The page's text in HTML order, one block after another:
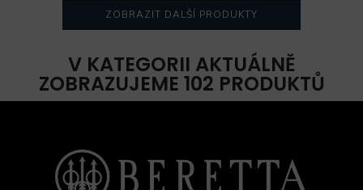
ZOBRAZIT DALŠÍ PRODUKTY
V KATEGORII AKTUÁLNĚ
ZOBRAZUJEME 102 PRODUKTŮ